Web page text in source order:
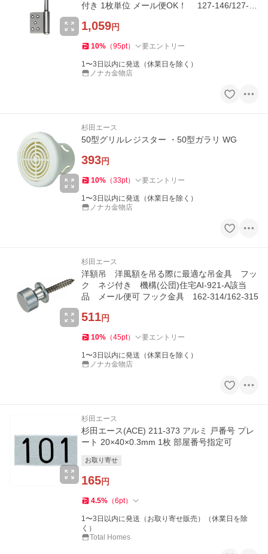
付き 1枚単位 メール便OK！ 127-146/127-14
1,059円
10% （95pt） 要エントリー
1〜3日以内に発送（休業日を除く）
ノナカ金物店
杉田エース
50型グリルレジスター ・50型ガラリ WG
393円
10% （33pt） 要エントリー
1〜3日以内に発送（休業日を除く）
ノナカ金物店
杉田エース
洋額吊 洋風額を吊る際に最適な吊金具 フッ
ク ネジ付き 機構(公団)住宅AI-921-A該当
品 メール便可 フック金具 162-314/162-315
511円
10% （45pt） 要エントリー
1〜3日以内に発送（休業日を除く）
ノナカ金物店
杉田エース
杉田エース(ACE) 211-373 アルミ 戸番号 プレ
ート 20×40×0.3mm 1枚 部屋番号指定可
お取り寄せ
165円
4.5% （6pt）
1〜3日以内に発送（お取り寄せ販売）（休業日を除
く）
Total Homes